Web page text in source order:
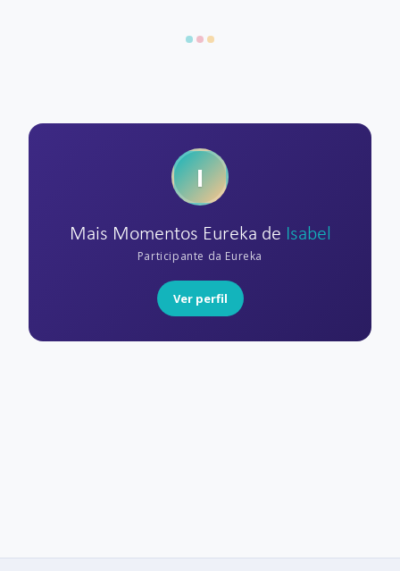
I
Mais Momentos Eureka de Isabel
Participante da Eureka
Ver perfil